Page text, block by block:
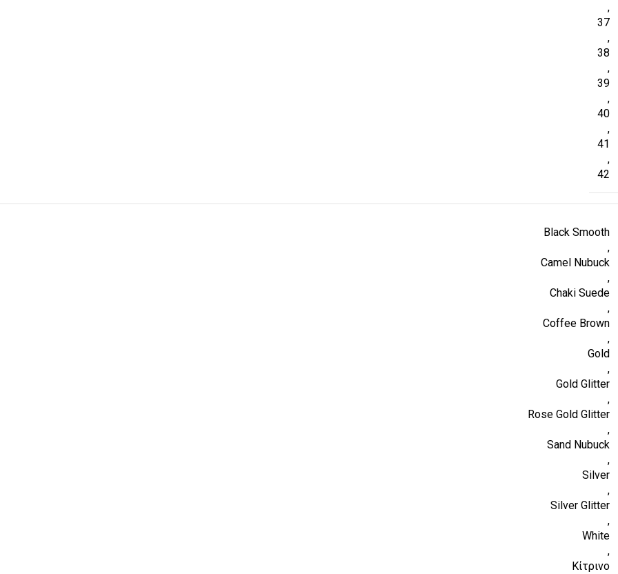
,
37
,
38
,
39
,
40
,
41
,
42
Black Smooth
,
Camel Nubuck
,
Chaki Suede
,
Coffee Brown
,
Gold
,
Gold Glitter
,
Rose Gold Glitter
,
Sand Nubuck
,
Silver
,
Silver Glitter
,
White
,
Κίτρινο